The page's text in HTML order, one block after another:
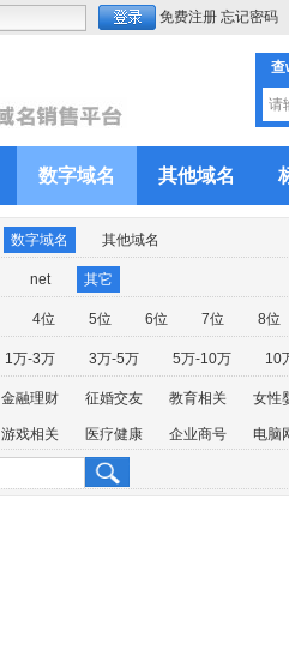
免费注册 忘记密码
查
数字域名 其他域名
数字域名 其他域名
net 其它
4位 5位 6位 7位 8位
1万-3万 3万-5万 5万-10万 10
金融理财 征婚交友 教育相关 女性
游戏相关 医疗健康 企业商号 电脑